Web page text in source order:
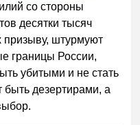
со стороны
десятки тысяч
призыву, штурмуют
границы России,
убитыми и не стать
дезертирами, а